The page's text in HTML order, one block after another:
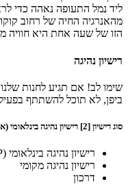
ליד נמל התעופה נאהה כדי
מהאנרגיה החיה של רחוב
הזו של שעה אחת היא
רישיון נהיגה
שימו לב! אם תגיע לחנות
ביפן, לא תוכל להשתתף
סוג רישיון [2] רישיון נהיגה בינלאומי (אמנת ז'נבה 1949)
רישיון נהיגה בינלאומי (IDP) (אמנת 1949 בלבד)
רישיון נהיגה מקומי
דרכון